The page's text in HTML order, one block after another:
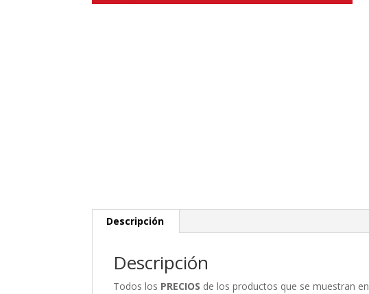
Descripción
Descripción
Todos los PRECIOS de los productos que se muestran en